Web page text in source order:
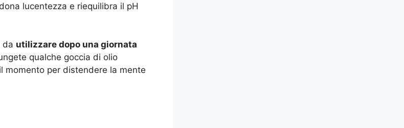
lucentezza e riequilibra il pH
da utilizzare dopo una giornata
qualche goccia di olio
momento per distendere la mente